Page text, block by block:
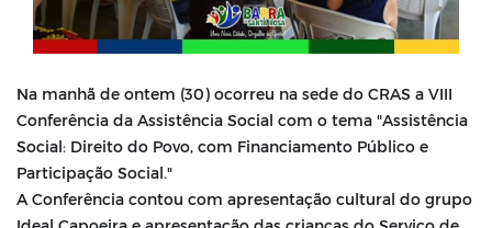
Na manhã de ontem (30) ocorreu na sede do CRAS a VIII
Conferência da Assistência Social com o tema "Assistência
Social: Direito do Povo, com Financiamento Público e
Participação Social."
A Conferência contou com apresentação cultural do grupo